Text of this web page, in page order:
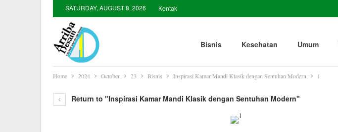
SATURDAY, AUGUST 8, 2026 Kontak
Bisnis Kesehatan Umum
Home 2024 October 23 Bisnis Inspirasi Kamar Mandi Klasik dengan Sentuhan Modern 1
Return to "Inspirasi Kamar Mandi Klasik dengan Sentuhan Modern"